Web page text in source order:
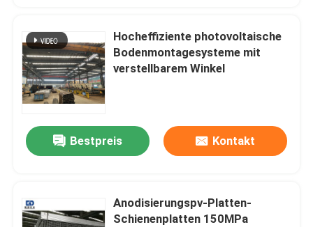
Hocheffiziente photovoltaische
Bodenmontagesysteme mit
verstellbarem Winkel
Bestpreis Kontakt
Anodisierungspv-Platten-
Schienenplatten 150MPa